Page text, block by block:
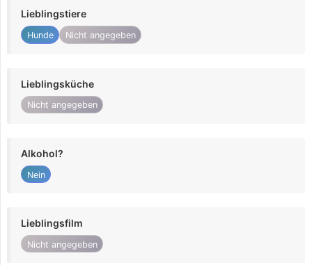
Lieblingstiere
Hunde Nicht angegeben
Lieblingsküche
Nicht angegeben
Alkohol?
Nein
Lieblingsfilm
Nicht angegeben